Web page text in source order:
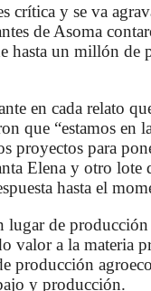
crítica y se va
de Asoma
hasta un millón
en cada relato
que “estamos en
proyectos para
Elena y otro lote
hasta el
lugar de
valor a la materia
producción
y producción.